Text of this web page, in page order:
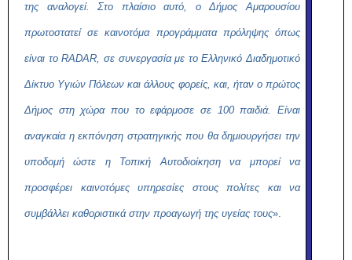
της αναλογεί. Στο πλαίσιο αυτό, ο Δήμος Αμαρουσίου
πρωτοστατεί σε καινοτόμα προγράμματα πρόληψης όπως
είναι το RADAR, σε συνεργασία με το Ελληνικό Διαδημοτικό
Δίκτυο Υγιών Πόλεων και άλλους φορείς, και, ήταν ο πρώτος
Δήμος στη χώρα που το εφάρμοσε σε 100 παιδιά. Είναι
αναγκαία η εκπόνηση στρατηγικής που θα δημιουργήσει την
υποδομή ώστε η Τοπική Αυτοδιοίκηση να μπορεί να
προσφέρει καινοτόμες υπηρεσίες στους πολίτες και να
συμβάλλει καθοριστικά στην προαγωγή της υγείας τους».